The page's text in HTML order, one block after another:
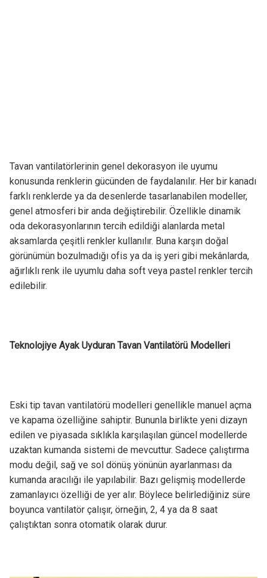
Tavan vantilatörlerinin genel dekorasyon ile uyumu
konusunda renklerin gücünden de faydalanılır. Her bir kanadı
farklı renklerde ya da desenlerde tasarlanabilen modeller,
genel atmosferi bir anda değiştirebilir. Özellikle dinamik
oda dekorasyonlarının tercih edildiği alanlarda metal
aksamlarda çeşitli renkler kullanılır. Buna karşın doğal
görünümün bozulmadığı ofis ya da iş yeri gibi mekânlarda,
ağırlıklı renk ile uyumlu daha soft veya pastel renkler tercih
edilebilir.
Teknolojiye Ayak Uyduran Tavan Vantilatörü Modelleri
Eski tip tavan vantilatörü modelleri genellikle manuel açma
ve kapama özelliğine sahiptir. Bununla birlikte yeni dizayn
edilen ve piyasada sıklıkla karşılaşılan güncel modellerde
uzaktan kumanda sistemi de mevcuttur. Sadece çalıştırma
modu değil, sağ ve sol dönüş yönünün ayarlanması da
kumanda aracılığı ile yapılabilir. Bazı gelişmiş modellerde
zamanlayıcı özelliği de yer alır. Böylece belirlediğiniz süre
boyunca vantilatör çalışır, örneğin, 2, 4 ya da 8 saat
çalıştıktan sonra otomatik olarak durur.